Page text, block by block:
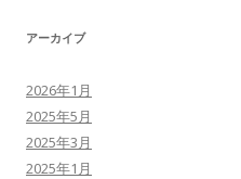
アーカイブ
2026年1月
2025年5月
2025年3月
2025年1月